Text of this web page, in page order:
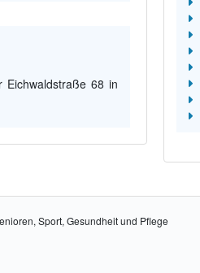
Eichwaldstraße 68 in
Sport, Gesundheit und Pflege